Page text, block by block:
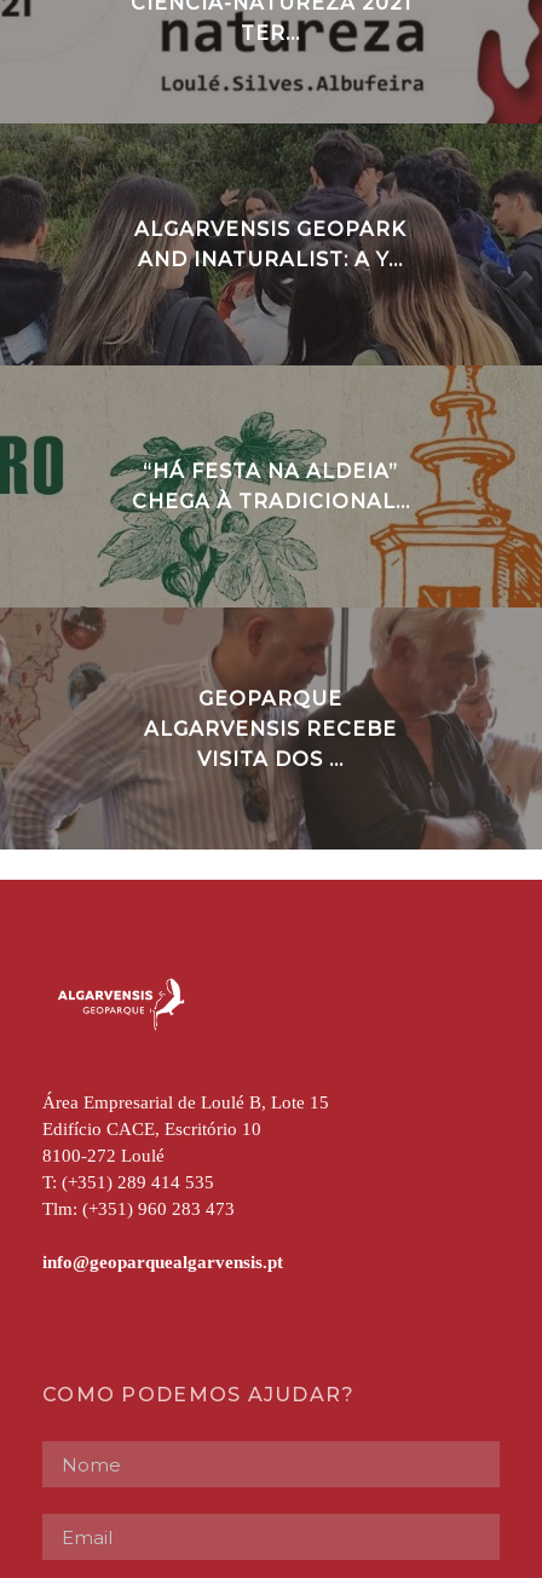
TER...
ALGARVENSIS GEOPARK
AND INATURALIST: A Y...
“HÁ FESTA NA ALDEIA”
CHEGA À TRADICIONAL...
GEOPARQUE
ALGARVENSIS RECEBE
VISITA DOS ...
Área Empresarial de Loulé B, Lote 15
Edifício CACE, Escritório 10
8100-272 Loulé
T: (+351) 289 414 535
Tlm: (+351) 960 283 473
COMO PODEMOS AJUDAR?